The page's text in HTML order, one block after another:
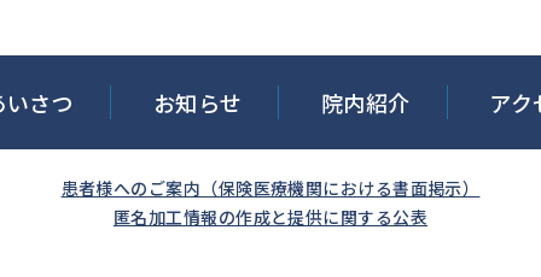
さつ お知らせ 院内紹介 アク
患者様へのご案内（保険医療機関における書面掲示）
匿名加⼯情報の作成と提供に関する公表